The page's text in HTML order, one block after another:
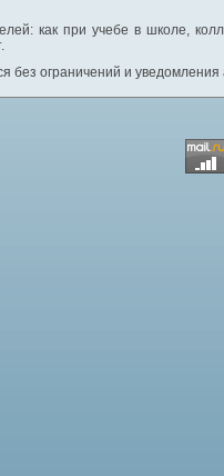
как при учебе в школе,
без ограничений и уведомления